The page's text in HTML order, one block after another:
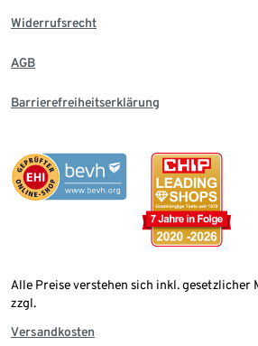
Widerrufsrecht
AGB
Barrierefreiheitserklärung
Alle Preise verstehen sich inkl. gesetzlicher
zzgl.
Versandkosten